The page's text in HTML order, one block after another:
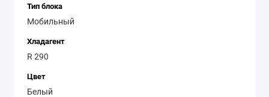
Тип блока
Мобильный
Хладагент
R 290
Цвет
Белый